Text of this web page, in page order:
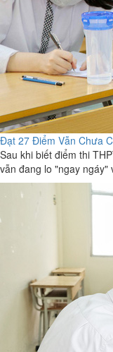
Đạt 27 Điểm Vẫn Chưa
Sau khi biết điểm thi
vẫn đang lo "ngay